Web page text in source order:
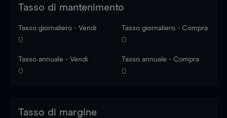
Tasso di mantenimento
Tasso giornaliero - Vendi
0
Tasso giornaliero - Compra
0
Tasso annuale - Vendi
0
Tasso annuale - Compra
0
Tasso di margine